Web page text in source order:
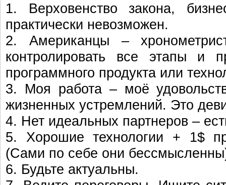
1. Верховенство закона,
практически невозможен.
2. Американцы –
контролировать все этапы и
программного продукта или
3. Моя работа – моё
жизненных устремлений. Это
4. Нет идеальных партнеров –
5. Хорошие технологии + 1$
(Сами по себе они
6. Будьте актуальны.